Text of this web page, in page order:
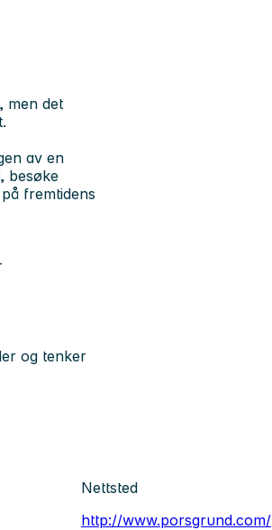
men det
av en
besøke
fremtidens
og tenker
Nettsted
http://www.porsgrund.com/